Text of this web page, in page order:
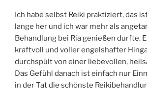
Ich habe selbst Reiki praktiziert, das
lange her und ich war mehr als
Behandlung bei Ria genießen durfte.
kraftvoll und voller engelshafter
durchspült von einer liebevollen,
Das Gefühl danach ist einfach nur
in der Tat die schönste